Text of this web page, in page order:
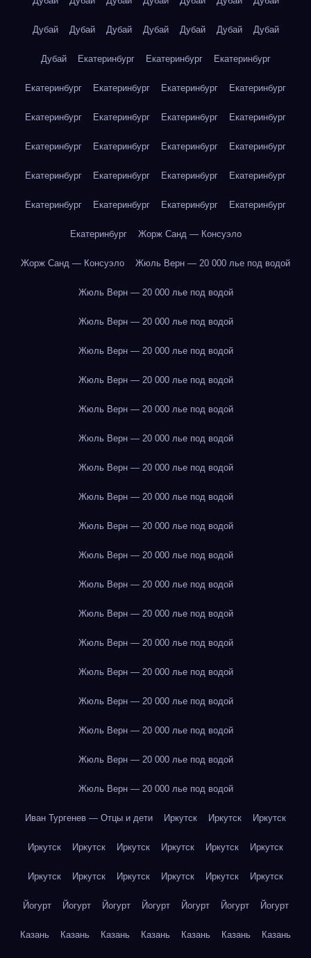
Дубай Дубай Дубай Дубай Дубай Дубай Дубай
Дубай Екатеринбург Екатеринбург Екатеринбург
Екатеринбург Екатеринбург Екатеринбург Екатеринбург
Екатеринбург Екатеринбург Екатеринбург Екатеринбург
Екатеринбург Екатеринбург Екатеринбург Екатеринбург
Екатеринбург Екатеринбург Екатеринбург Екатеринбург
Екатеринбург Екатеринбург Екатеринбург Екатеринбург
Екатеринбург Жорж Санд — Консуэло
Жорж Санд — Консуэло Жюль Верн — 20 000 лье под водой
Жюль Верн — 20 000 лье под водой
Жюль Верн — 20 000 лье под водой
Жюль Верн — 20 000 лье под водой
Жюль Верн — 20 000 лье под водой
Жюль Верн — 20 000 лье под водой
Жюль Верн — 20 000 лье под водой
Жюль Верн — 20 000 лье под водой
Жюль Верн — 20 000 лье под водой
Жюль Верн — 20 000 лье под водой
Жюль Верн — 20 000 лье под водой
Жюль Верн — 20 000 лье под водой
Жюль Верн — 20 000 лье под водой
Жюль Верн — 20 000 лье под водой
Жюль Верн — 20 000 лье под водой
Жюль Верн — 20 000 лье под водой
Жюль Верн — 20 000 лье под водой
Жюль Верн — 20 000 лье под водой
Жюль Верн — 20 000 лье под водой
Иван Тургенев — Отцы и дети Иркутск Иркутск Иркутск
Иркутск Иркутск Иркутск Иркутск Иркутск Иркутск
Иркутск Иркутск Иркутск Иркутск Иркутск Иркутск
Йогурт Йогурт Йогурт Йогурт Йогурт Йогурт Йогурт
Казань Казань Казань Казань Казань Казань Казань